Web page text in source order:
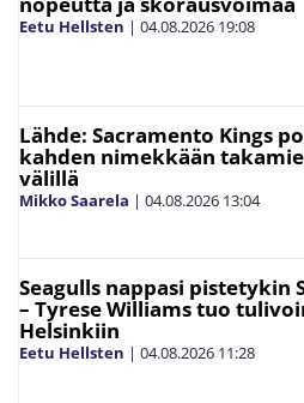
Eetu Hellsten | 04.08.2026 19:08
Lähde: Sacramento Kings
kahden nimekkään
välillä
Mikko Saarela | 04.08.2026 13:04
Seagulls nappasi pistetykin
– Tyrese Williams tuo
Helsinkiin
Eetu Hellsten | 04.08.2026 11:28